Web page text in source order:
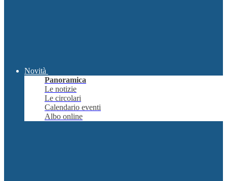
Novità
Panoramica
Le notizie
Le circolari
Calendario eventi
Albo online